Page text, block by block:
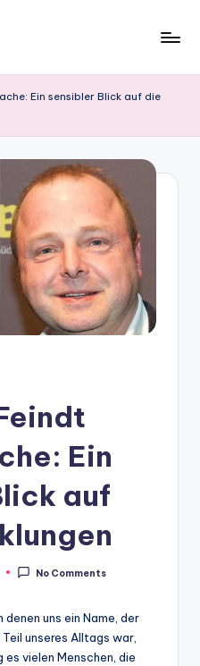
Ein sensibler Blick auf die
Ein
auf
No Comments
uns ein Name, der
unseres Alltags war,
vielen Menschen, die